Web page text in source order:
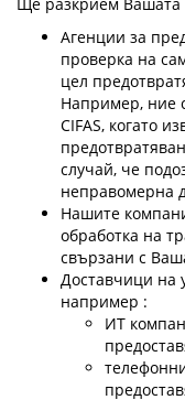
Агенции за
проверка на
цел
Например, ние
CIFAS, когато
случай, че
неправомерна
Нашите
обработка на
свързани с
Доставчици на
например :
ИТ